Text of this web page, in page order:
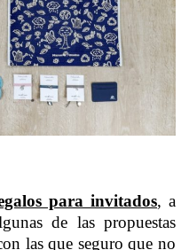
para invitados, a
de las propuestas
las que seguro que no